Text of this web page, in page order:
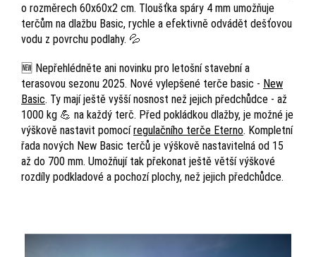
o rozměrech 60x60x2 cm. Tloušťka spáry 4 mm umožňuje
terčům na dlažbu Basic, rychle a efektivně odvádět dešťovou
vodu z povrchu podlahy. 💦
🆕 Nepřehlédněte ani novinku pro letošní stavební a
terasovou sezonu 2025. Nové vylepšené terče basic - New
Basic. Ty mají ještě vyšší nosnost než jejich předchůdce - až
1000 kg 💪 na každý terč. Před pokládkou dlažby, je možné je
výškově nastavit pomocíregulačního terče Eterno. Kompletní
řada nových New Basic terčů je výškově nastavitelná od 15
až do 700 mm. Umožňují tak překonat ještě větší výškové
rozdíly podkladové a pochozí plochy, než jejich předchůdce.